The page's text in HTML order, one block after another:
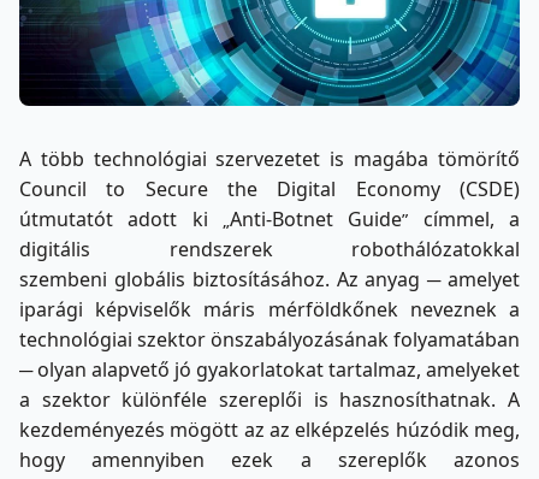
A több technológiai szervezetet is magába tömörítő
Council to Secure the Digital Economy (CSDE)
útmutatót adott ki „Anti-Botnet Guide” címmel, a
digitális rendszerek robothálózatokkal
szembeni globális biztosításához. Az anyag ─ amelyet
iparági képviselők máris mérföldkőnek neveznek a
technológiai szektor önszabályozásának folyamatában
─ olyan alapvető jó gyakorlatokat tartalmaz, amelyeket
a szektor különféle szereplői is hasznosíthatnak. A
kezdeményezés mögött az az elképzelés húzódik meg,
hogy amennyiben ezek a szereplők azonos